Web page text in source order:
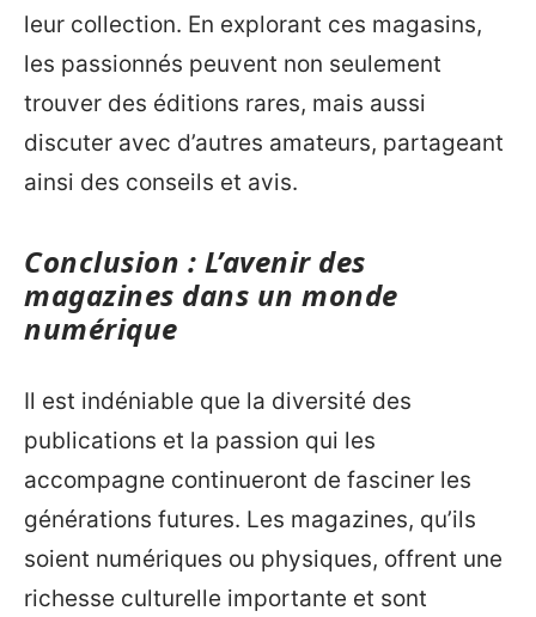
leur collection. En explorant ces magasins,
les passionnés peuvent non seulement
trouver des éditions rares, mais aussi
discuter avec d’autres amateurs, partageant
ainsi des conseils et avis.
Conclusion : L’avenir des
magazines dans un monde
numérique
Il est indéniable que la diversité des
publications et la passion qui les
accompagne continueront de fasciner les
générations futures. Les magazines, qu’ils
soient numériques ou physiques, offrent une
richesse culturelle importante et sont